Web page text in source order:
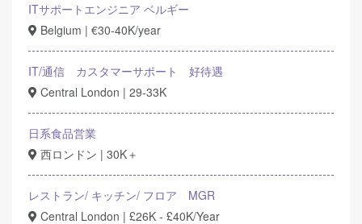
ITサポートエンジニア ベルギー
Belgium | €30-40K/year
IT/通信 カスタマーサポート 好待遇
Central London | 29-33K
日系食品営業
西ロンドン | 30K＋
レストラン/ キッチン/ フロア MGR
Central London | £26K - £40K/Year